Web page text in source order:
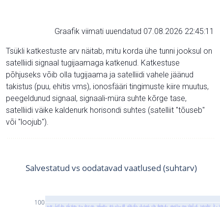
Graafik viimati uuendatud 07.08.2026 22:45:11
Tsükli katkestuste arv näitab, mitu korda ühe tunni jooksul on
satelliidi signaal tugijaamaga katkenud. Katkestuse
põhjuseks võib olla tugijaama ja satelliidi vahele jäänud
takistus (puu, ehitis vms), ionosfääri tingimuste kiire muutus,
peegeldunud signaal, signaali-müra suhte kõrge tase,
satelliidi väike kaldenurk horisondi suhtes (satelliit "tõuseb"
või "loojub").
100
Salvestatud vs oodatavad vaatlused (suhtarv)